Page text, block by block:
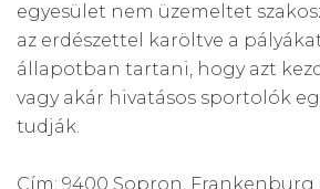
egyesület nem üzemeltet
az erdészettel karöltve a
állapotban tartani, hogy azt
vagy akár hivatásos sportolók
tudják.
Cím: 9400 Sopron, Frankenburg